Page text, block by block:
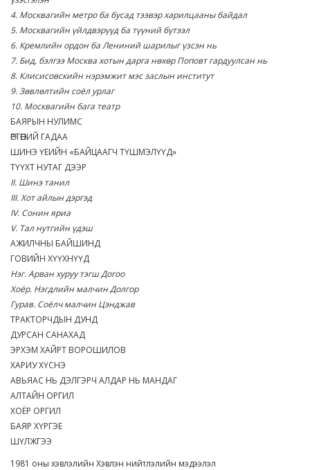
4. Москвагийн метро ба бусад тээвэр харилцааны байдал
5. Москвагийн үйлдвэрүүд ба түүний бүтээл
6. Кремлийн ордон ба Лениний шарилыг үзсэн нь
7. Бид, бэлгээ Москва хотын дарга нөхөр Поповт гардуулсан нь
8. Клисисовскийн нэрэмжит мэс заслын институт
9. Зөвлөлтийн соёл урлаг
10. Москвагийн бага театр
БАЯРЫН НУЛИМС
ӨРТӨӨНИЙ ГАДАА
ШИНЭ ҮЕИЙН «БАЙЦААГЧ ТҮШМЭЛҮҮД»
ТҮҮХТ НУТАГ ДЭЭР
II. Шинэ танил
III. Хот айлын дэргэд
IV. Сонин яриа
V. Тал нутгийн үдэш
АЖИЛЧНЫ БАЙШИНД
ГОВИЙН ХҮҮХНҮҮД
Нэг. Арван хуруу тэгш Догоо
Хоёр. Нэгдлийн малчин Долгор
Гурав. Соёлч малчин Цэнджав
ТРАКТОРЧДЫН ДУНД
ДУРСАН САНАХАД
ЭРХЭМ ХАЙРТ ВОРОШИЛОВ
ХАРИУ ХҮСНЭ
АВЬЯАС НЬ ДЭЛГЭРЧ АЛДАР НЬ МАНДАГ
АЛТАЙН ОРГИЛ
ХОЁР ОРГИЛ
БАЯР ХҮРГЭЕ
ШҮЛЖГЭЭ
1981 оны хэвлэлийн Хэвлэн нийтлэлийн мэдээлэл